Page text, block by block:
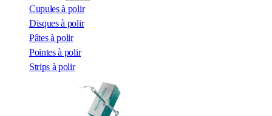
Cupules à polir
Disques à polir
Pâtes à polir
Pointes à polir
Strips à polir